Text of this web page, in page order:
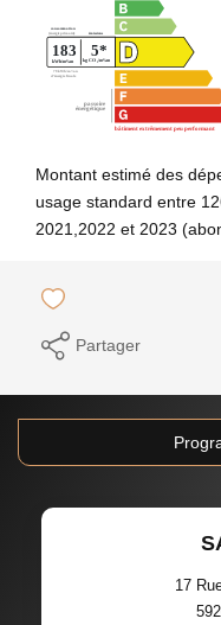
Montant estimé des
usage standard entre
2021,2022 et 2023
Partager
17